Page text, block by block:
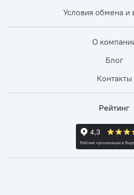
Условия обмена и
О
Блог
Контакты
Рейтинг